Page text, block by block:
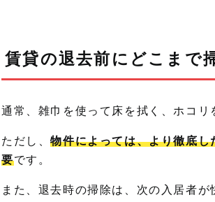
賃貸の退去前にどこまで
通常、雑巾を使って床を拭く、ホコリ
ただし、物件によっては、より徹底
要です。
また、退去時の掃除は、次の入居者